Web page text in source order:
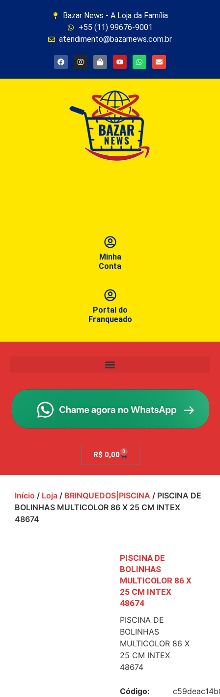
Bazar News - A Loja da Família
+55 (11) 99676-9001
atendimento@bazarnews.com.br
Minha
Conta
Portal do
Franqueado
R$ 0,00 0
Início / Loja / BRINQUEDOS|PISCINA / PISCINA DE
BOLINHAS MULTICOLOR 86 X 25 CM INTEX
48674
PISCINA DE
BOLINHAS
MULTICOLOR 86 X
25 CM INTEX
48674
PISCINA DE
BOLINHAS
MULTICOLOR 86 X
25 CM INTEX
48674
Código: